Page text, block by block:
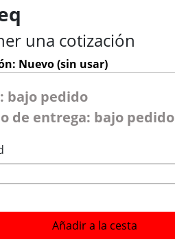
una cotización
Nuevo (sin usar)
bajo pedido
de entrega: bajo pedido
Añadir a la cesta